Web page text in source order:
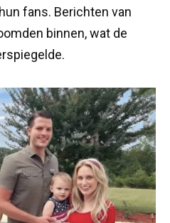
fans. Berichten van
binnen, wat de